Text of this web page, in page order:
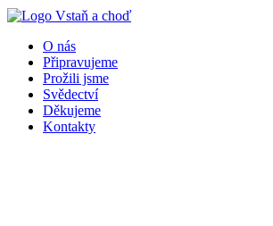
O nás
Připravujeme
Prožili jsme
Svědectví
Děkujeme
Kontakty